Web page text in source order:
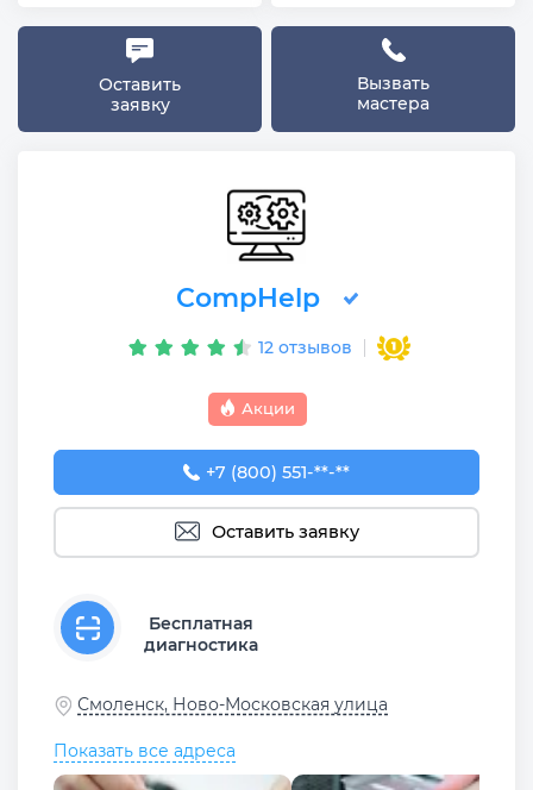
Оставить
заявку
Вызвать
мастера
CompHelp
12 отзывов
Акции
+7 (800) 551-74-09
+7 (800) 551-**-**
Оставить заявку
Бесплатная
диагностика
Смоленск, Ново-Московская улица
Показать все адреса